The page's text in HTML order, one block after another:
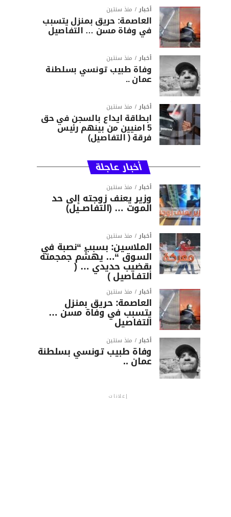
أخبار منذ سنتين
العاصمة: حريق بمنزل يتسبب
في وفاة مسن … التفاصيل
أخبار منذ سنتين
وفاة طبيب تونسي بسلطنة
عمان ..
أخبار منذ سنتين
ابطاقة ايداع بالسجن في حق
5 امنيين من بينهم رئيس
فرقة ( التفاصيل)
أخبار عاجلة
أخبار منذ سنتين
وزير يعنف زوجته إلى حد
الموت … (التفاصــيل)
أخبار منذ سنتين
الملاسين: بسبب “نصبة في
السوق “… يهشّم جمجمته
بقضيب حديدي … (
التفـاصيل )
أخبار منذ سنتين
العاصمة: حريق بمنزل
يتسبب في وفاة مسن …
التفاصيل
أخبار منذ سنتين
وفاة طبيب تونسي بسلطنة
عمان ..
إعلانات